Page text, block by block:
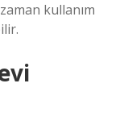
kullanım